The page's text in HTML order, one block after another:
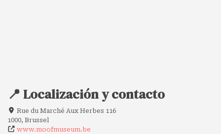
📍 Localización y contacto
Rue du Marché Aux Herbes 116
1000, Brussel
www.moofmuseum.be